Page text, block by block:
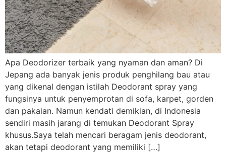
Apa Deodorizer terbaik yang nyaman dan aman? Di
Jepang ada banyak jenis produk penghilang bau atau
yang dikenal dengan istilah Deodorant spray yang
fungsinya untuk penyemprotan di sofa, karpet, gorden
dan pakaian. Namun kendati demikian, di Indonesia
sendiri masih jarang di temukan Deodorant Spray
khusus.Saya telah mencari beragam jenis deodorant,
akan tetapi deodorant yang memiliki […]